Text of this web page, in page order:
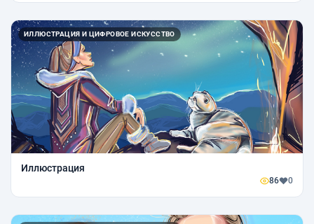
ИЛЛЮСТРАЦИЯ И ЦИФРОВОЕ ИСКУССТВО
Иллюстрация
86 0